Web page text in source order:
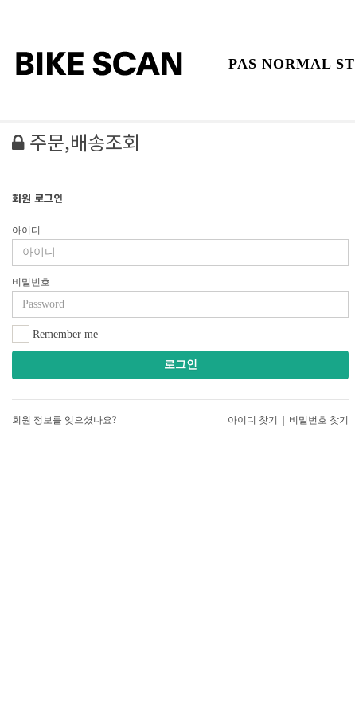
PAS NORMAL
주문,배송조회
회원 로그인
아이디
비밀번호
Remember me
로그인
회원 정보를 잊으셨나요? 아이디 찾기 비밀번호 찾기